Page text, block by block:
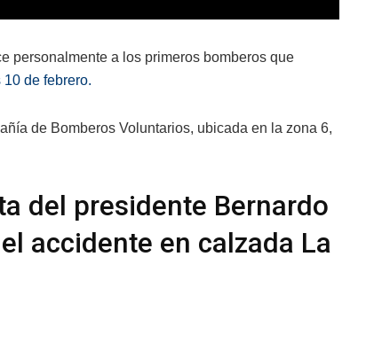
personalmente a los primeros bomberos que
de febrero.
de Bomberos Voluntarios, ubicada en la zona 6,
del presidente Bernardo
accidente en calzada La